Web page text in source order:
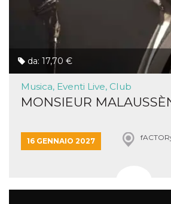
da: 17,70 €
Musica, Eventi Live, Club
MONSIEUR
16 GENNAIO 2027